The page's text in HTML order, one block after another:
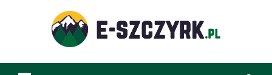
e-szczyrk.pl